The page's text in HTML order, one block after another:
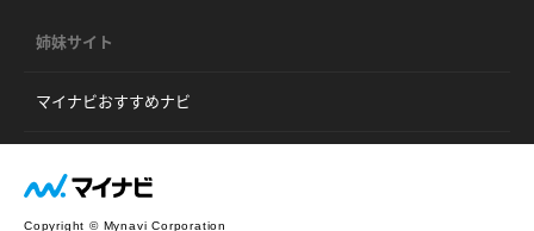
姉妹サイト
マイナビおすすめナビ
Copyright © Mynavi Corporation